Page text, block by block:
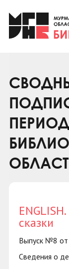
Клуб
Клуб
сказки
Выпуск №8
Сведения о